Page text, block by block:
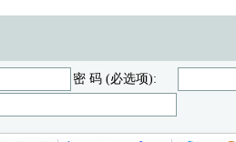
密 码 (必选项):